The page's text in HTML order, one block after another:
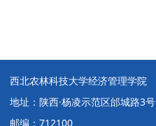
西北农林科技大学经济管理学院
地址：陕西·杨凌示范区邰城路3号
邮编：712100